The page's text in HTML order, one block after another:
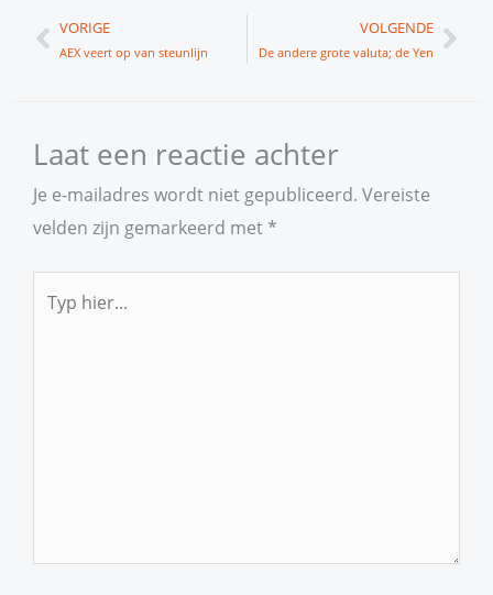
Vorige
VORIGE
AEX veert op van steunlijn
VOLGENDE
De andere grote valuta; de Yen
Laat een reactie achter
Je e-mailadres wordt niet gepubliceerd. Vereiste
velden zijn gemarkeerd met *
hier...